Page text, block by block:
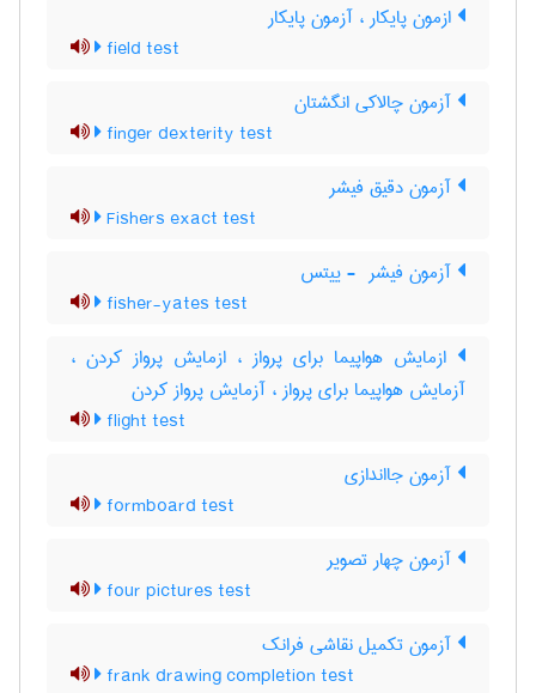
ازمون پایکار ، آزمون پایکار
field test
آزمون چالاکی انگشتان
finger dexterity test
آزمون دقیق فیشر
Fishers exact test
آزمون فیشر ‎ - ییتس
fisher-yates test
ازمایش هواپیما برای پرواز ، ازمایش پرواز کردن ،
آزمایش هواپیما برای پرواز ، آزمایش پرواز کردن
flight test
آزمون جااندازی
formboard test
آزمون چهار تصویر
four pictures test
آزمون تکمیل نقاشی فرانک
frank drawing completion test